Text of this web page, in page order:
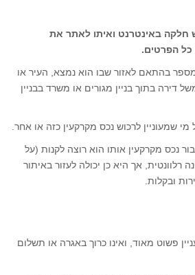
חלקה באינטרנט ואיתו לאתר את
כל הפרטים.
בהתאם לאזור שבו הוא נמצא, העיר או
בתוך בניין מגורים או משרד בבניין
שמעוניין לרכוש נכס מקרקעין כזה או אחר.
נכס מקרקעין אותו הוא רוצה לקנות (על
אך היא כן יכולה לעזור באיתור
ובקלות.
פשוט מאוד, ואינו כרוך באגרה או תשלום